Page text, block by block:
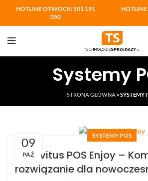
HOTLINE OTWOCK: 501 191
050
Systemy
STRONA GŁÓWNA »SYSTEMY
09
PAŹ
SYSTEMY POS
Novitus POS Enjoy –
rozwiązanie dla